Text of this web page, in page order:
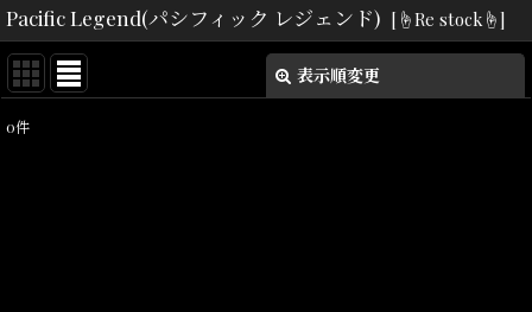
Pacific Legend(パシフィック レジェンド) [ ☝Re stock☝]
表示順変更
0件